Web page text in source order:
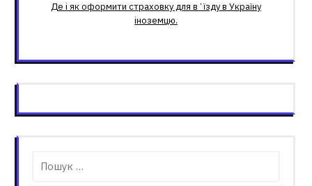
Де і як оформити страховку для вʼїзду в Україну
іноземцю.